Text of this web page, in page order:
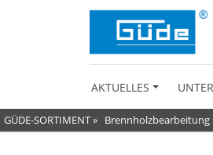
AKTUELLES
GÜDE-SORTIMENT» Brennholzbearbeitung